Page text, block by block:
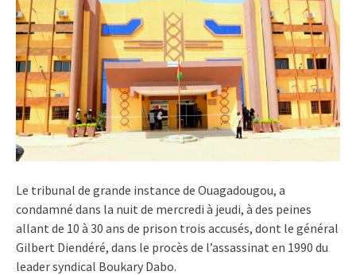
Le tribunal de grande instance de Ouagadougou, a
condamné dans la nuit de mercredi à jeudi, à des peines
allant de 10 à 30 ans de prison trois accusés, dont le général
Gilbert Diendéré, dans le procès de l’assassinat en 1990 du
leader syndical Boukary Dabo.